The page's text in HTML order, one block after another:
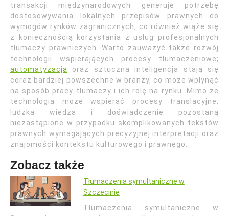
transakcji międzynarodowych generuje potrzebę
dostosowywania lokalnych przepisów prawnych do
wymogów rynków zagranicznych, co również wiąże się
z koniecznością korzystania z usług profesjonalnych
tłumaczy prawniczych. Warto zauważyć także rozwój
technologii wspierających procesy tłumaczeniowe;
automatyzacja
oraz sztuczna inteligencja stają się
coraz bardziej powszechne w branży, co może wpłynąć
na sposób pracy tłumaczy i ich rolę na rynku. Mimo że
technologia może wspierać procesy translacyjne,
ludzka wiedza i doświadczenie pozostaną
niezastąpione w przypadku skomplikowanych tekstów
prawnych wymagających precyzyjnej interpretacji oraz
znajomości kontekstu kulturowego i prawnego.
Zobacz także
Tłumaczenia symultaniczne w
Szczecinie
Tłumaczenia symultaniczne w